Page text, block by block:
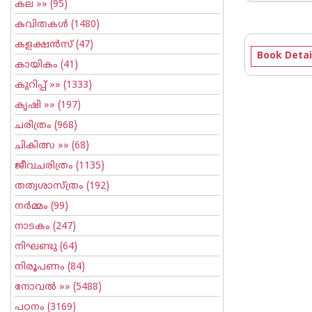
കല »» (95)
കവിതകള്‍ (1480)
കളക്ഷന്‍സ്(47)
കായികം (41)
കുറിപ്പ്‌ »» (1333)
കൃഷി »» (197)
ചരിത്രം (968)
ചികിത്സ »» (68)
ജീവചരിത്രം (1135)
തത്വശാസ്ത്രം (192)
നര്‍മ്മം (99)
നാടകം (247)
നിഘണ്ടു (64)
നിരൂപണം (84)
നോവല്‍ »» (5488)
പഠനം (3169)
Book